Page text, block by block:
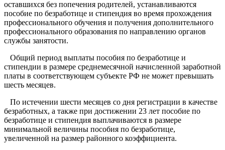
оставшихся без попечения родителей, устанавливаются
пособие по безработице и стипендия во время прохождения
профессионального обучения и получения дополнительного
профессионального образования по направлению органов
службы занятости.
Общий период выплаты пособия по безработице и
стипендии в размере среднемесячной начисленной заработной
платы в соответствующем субъекте РФ не может превышать
шесть месяцев.
По истечении шести месяцев со дня регистрации в качестве
безработных, а также при достижении 23 лет пособие по
безработице и стипендия выплачиваются в размере
минимальной величины пособия по безработице,
увеличенной на размер районного коэффициента.